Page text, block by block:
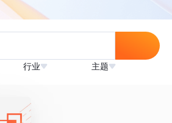
行业 主题